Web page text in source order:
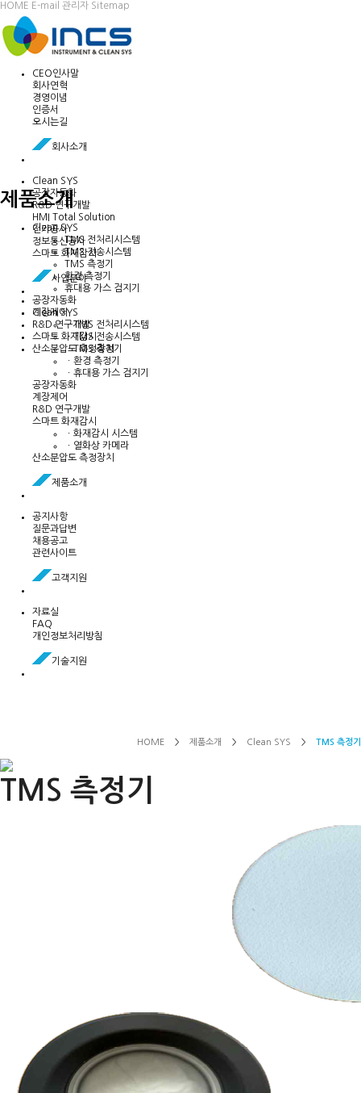
HOME E-mail 관리자 Sitemap
CEO인사말
회사연혁
경영이념
인증서
오시는길
회사소개
Clean SYS
공장자동화
R&D 연구개발
HMI Total Solution
전기공사
정보통신공사
스마트 화재감시
사업분야
Clean SYS
ㆍTMS 전처리시스템
ㆍTMS 전송시스템
ㆍTMS 측정기
ㆍ환경 측정기
ㆍ휴대용 가스 검지기
공장자동화
계장제어
R&D 연구개발
스마트 화재감시
ㆍ화재감시 시스템
ㆍ열화상 카메라
산소분압도 측정장치
제품소개
공지사항
질문과답변
채용공고
관련사이트
고객지원
자료실
FAQ
개인정보처리방침
기술지원
제품소개
Clean SYS
TMS 전처리시스템
TMS 전송시스템
TMS 측정기
환경 측정기
휴대용 가스 검지기
공장자동화
계장제어
R&D 연구개발
스마트 화재감시
산소분압도 측정장치
HOME > 제품소개 > Clean SYS > TMS 측정기
TMS 측정기